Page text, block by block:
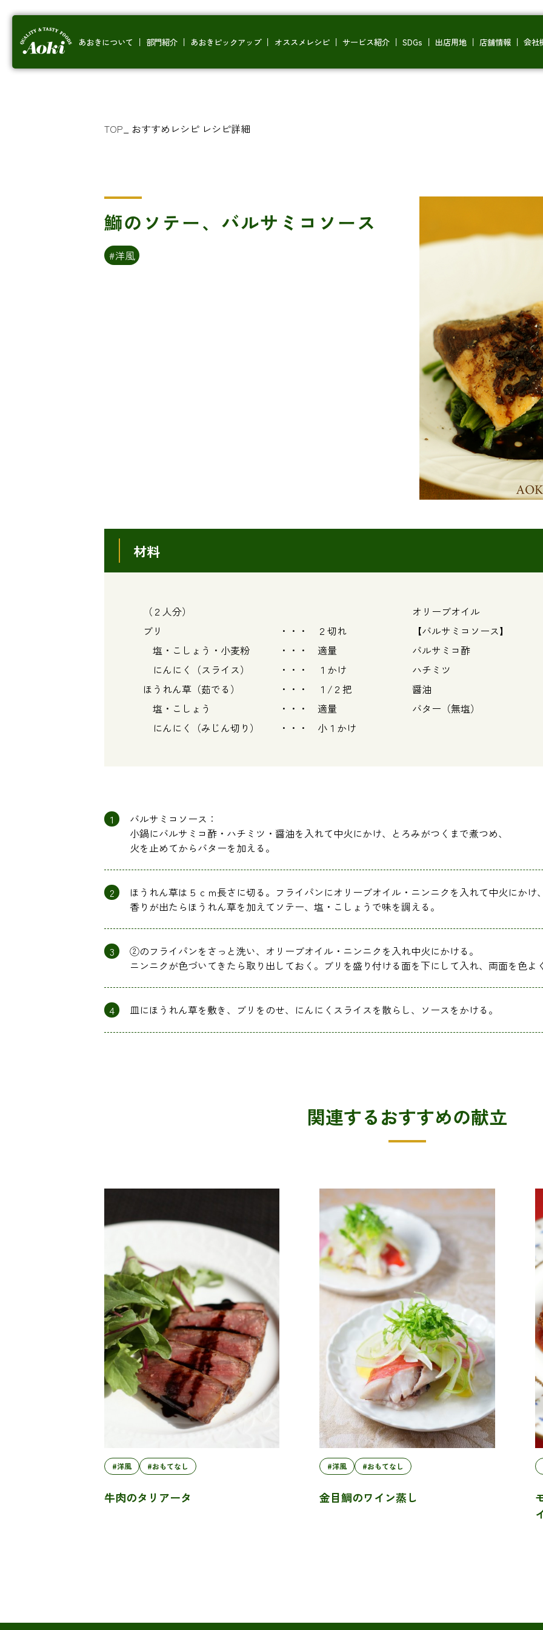
あおきについて 部門紹介 あおきピックアップ オススメレシピ サービス紹介 SDGs 出店用地 店舗情報 会社
TOP おすすめレシピ レシピ詳細
鰤のソテー、バルサミコソース
#洋風
材料
（２人分）
ブリ ・・・ ２切れ
塩・こしょう・小麦粉 ・・・ 適量
にんにく（スライス） ・・・ １かけ
ほうれん草（茹でる） ・・・ １/２把
塩・こしょう ・・・ 適量
にんにく（みじん切り） ・・・ 小１かけ
オリーブオイル
【バルサミコソース】
バルサミコ酢 ・
ハチミツ ・・・
醤油 ・・・
バター（無塩
1
バルサミコソース：
小鍋にバルサミコ酢・ハチミツ・醤油を入れて中火にかけ、とろみがつくまで煮つめ、
火を止めてからバターを加える。
2
ほうれん草は５ｃｍ長さに切る。フライパンにオリーブオイル・ニンニクを入れて中火にかけ、
香りが出たらほうれん草を加えてソテー、塩・こしょうで味を調える。
3
②のフライパンをさっと洗い、オリーブオイル・ニンニクを入れ中火にかける。
ニンニクが色づいてきたら取り出しておく。ブリを盛り付ける面を下にして入れ、両面を色よ
4 皿にほうれん草を敷き、ブリをのせ、にんにくスライスを散らし、ソースをかける。
関連するおすすめの献立
#洋風 #おもてなし
牛肉のタリアータ
#洋風 #おもてなし
金目鯛のワイン蒸し